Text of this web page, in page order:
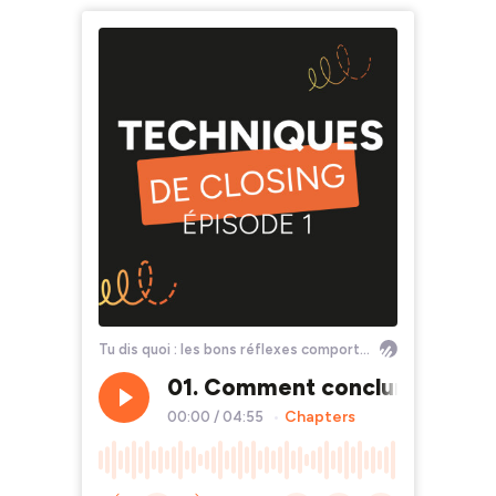
Tu dis quoi : les bons réflexes comportementaux
01. Comment conclure une
00:00 / 04:55 Chapters